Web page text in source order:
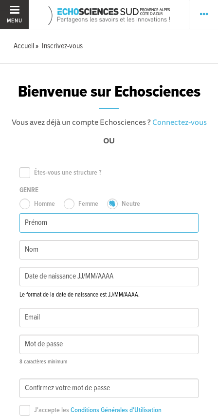
MENU
Accueil Inscrivez-vous
Bienvenue sur Echosciences
Vous avez déjà un compte Echosciences ?Connectez-vous
OU
Êtes-vous une structure ?
GENRE
Homme
Femme Neutre
Le format de la date de naissance est JJ/MM/AAAA.
8 caractères minimum
J'accepte les Conditions Générales d'Utilisation